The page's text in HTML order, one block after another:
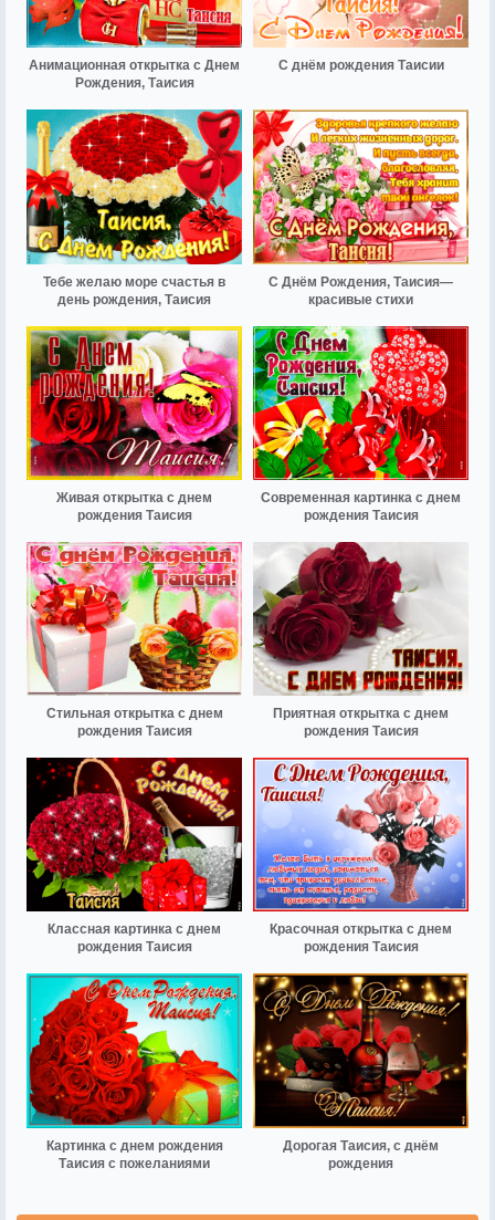
Анимационная открытка с Днем
Рождения, Таисия
С днём рождения Таисии
Тебе желаю море счастья в
день рождения, Таисия
С Днём Рождения, Таисия—
красивые стихи
Живая открытка с днем
рождения Таисия
Современная картинка с днем
рождения Таисия
Стильная открытка с днем
рождения Таисия
Приятная открытка с днем
рождения Таисия
Классная картинка с днем
рождения Таисия
Красочная открытка с днем
рождения Таисия
Картинка с днем рождения
Таисия с пожеланиями
Дорогая Таисия, с днём
рождения